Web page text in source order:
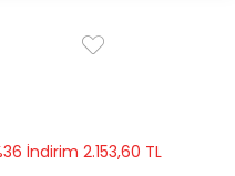
İndirim 2.153,60 TL